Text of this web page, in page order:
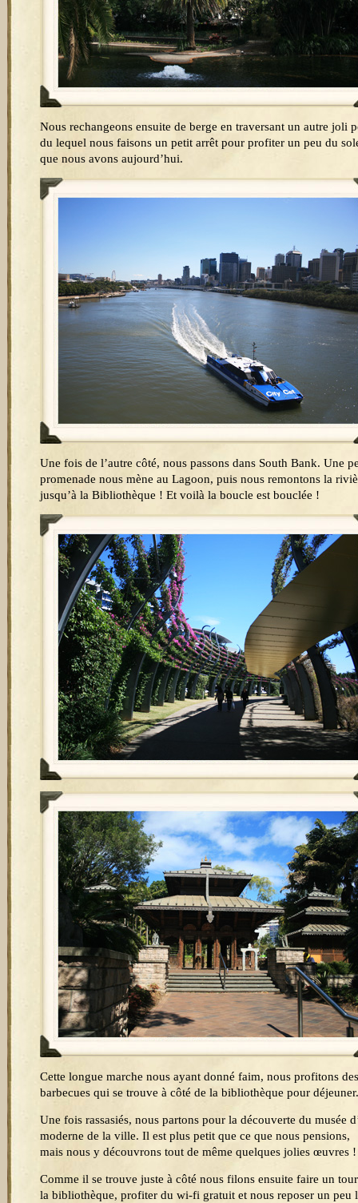
Nous rechangeons ensuite de berge en traversant un autre joli
du lequel nous faisons un petit arrêt pour profiter un peu du
que nous avons aujourd’hui.
Une fois de l’autre côté, nous passons dans South Bank. Une
promenade nous mène au Lagoon, puis nous remontons la
jusqu’à la Bibliothèque ! Et voilà la boucle est bouclée !
Cette longue marche nous ayant donné faim, nous profitons des
barbecues qui se trouve à côté de la bibliothèque pour déjeuner.
Une fois rassasiés, nous partons pour la découverte du musée
moderne de la ville. Il est plus petit que ce que nous pensions,
mais nous y découvrons tout de même quelques jolies œuvres !
Comme il se trouve juste à côté nous filons ensuite faire un
la bibliothèque, profiter du wi-fi gratuit et nous reposer un peu